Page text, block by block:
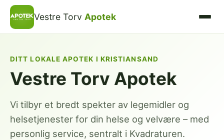
Vestre Torv Apotek
DITT LOKALE APOTEK I KRISTIANSAND
Vestre Torv Apotek
Vi tilbyr et bredt spekter av legemidler og
helsetjenester for din helse og velvære – med
personlig service, sentralt i Kvadraturen.